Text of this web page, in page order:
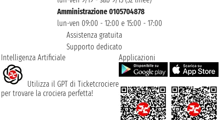
Amministrazione 0105704878
lun-ven 09:00 - 12:00 e 15:00 - 17:00
Assistenza gratuita
Supporto dedicato
Intelligenza Artificiale
Utilizza il GPT di Ticketcrociere
per trovare la crociera perfetta!
Applicazioni